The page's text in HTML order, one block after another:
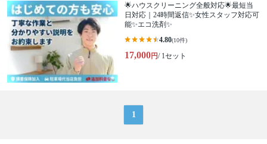
🌟ハウスクリーニング全般対応🌟最短当
日対応｜24時間返信✨女性スタッフ対応可
能✨エコ洗剤✨
4.80(10件)
17,000円/ 1セット
1